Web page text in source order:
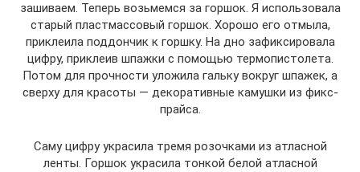
зашиваем. Теперь возьмемся за горшок. Я использовала
старый пластмассовый горшок. Хорошо его отмыла,
приклеила поддончик к горшку. На дно зафиксировала
цифру, приклеив шпажки с помощью термопистолета.
Потом для прочности уложила гальку вокруг шпажек, а
сверху для красоты — декоративные камушки из фикс-
прайса.
Саму цифру украсила тремя розочками из атласной
ленты. Горшок украсила тонкой белой атласной